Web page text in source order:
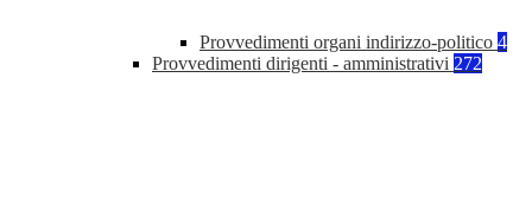
Provvedimenti organi indirizzo-politico 4
Provvedimenti dirigenti - amministrativi 272